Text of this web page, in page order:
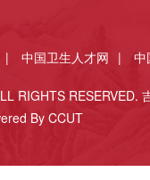
| 中国卫生人才网 | 中
RIGHTS RESERVED.
By CCUT